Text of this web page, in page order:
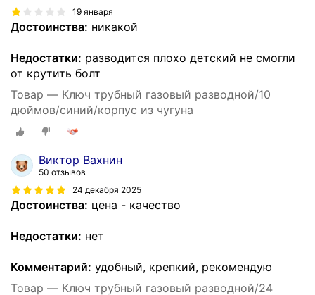
19 января
Достоинства: никакой
Недостатки: разводится плохо детский не смогли
от крутить болт
Товар — Ключ трубный газовый разводной/10
дюймов/синий/корпус из чугуна
Виктор Вахнин
50 отзывов
24 декабря 2025
Достоинства: цена - качество
Недостатки: нет
Комментарий: удобный, крепкий, рекомендую
Товар — Ключ трубный газовый разводной/24